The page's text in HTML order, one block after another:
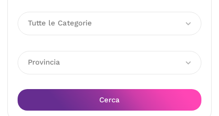
Tutte le Categorie
Provincia
Cerca